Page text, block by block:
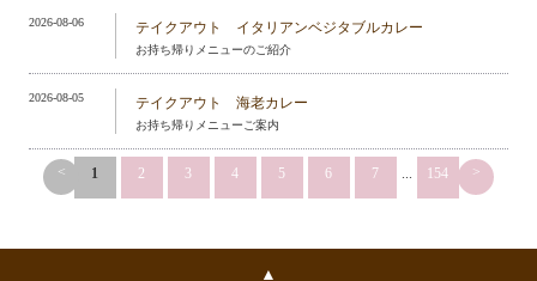
2026-08-06 テイクアウト イタリアンベジタブルカレー
お持ち帰りメニューのご紹介
2026-08-05 テイクアウト 海老カレー
お持ち帰りメニューご案内
< 1 2 3 4 5 6 7 ... 154 >
▲